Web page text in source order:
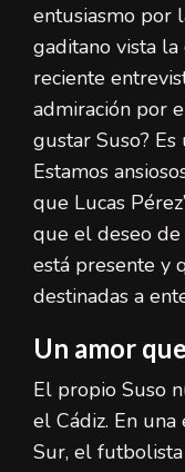
entusiasmo por
gaditano vista la
reciente
admiración por
gustar Suso? Es
Estamos
que Lucas
que el deseo
está presente y
destinadas a
Un amor
El propio Suso
el Cádiz. En
Sur, el futbolista